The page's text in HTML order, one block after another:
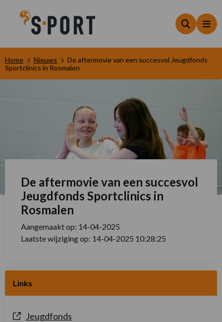
Zoeken
Home Nieuws
De aftermovie van een succesvol Jeugdfonds
Sportclinics in Rosmalen
De aftermovie van een succesvol
Jeugdfonds Sportclinics in
Rosmalen
Aangemaakt op: 14-04-2025
Laatste wijziging op: 14-04-2025 10:28:25
Links
Jeugdfonds